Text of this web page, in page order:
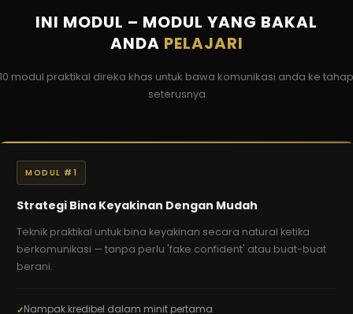
INI MODUL – MODUL YANG BAKAL
ANDA PELAJARI
10 modul praktikal direka khas untuk bawa komunikasi anda ke tahap
seterusnya
MODUL #1
Strategi Bina Keyakinan Dengan Mudah
Teknik praktikal untuk bina keyakinan secara natural ketika
berkomunikasi — tanpa perlu 'fake confident' atau buat-buat
berani.
Nampak kredibel dalam minit pertama